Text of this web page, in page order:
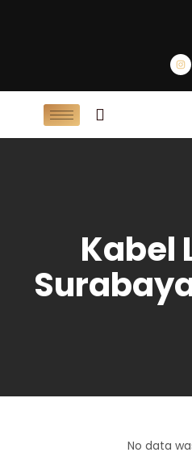
Kabel
No data